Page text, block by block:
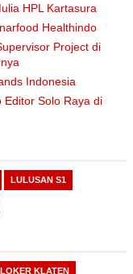
HPL Kartasura
Healthindo
Project di
Indonesia
Editor Solo Raya di
LULUSAN S1
LOKER KLATEN